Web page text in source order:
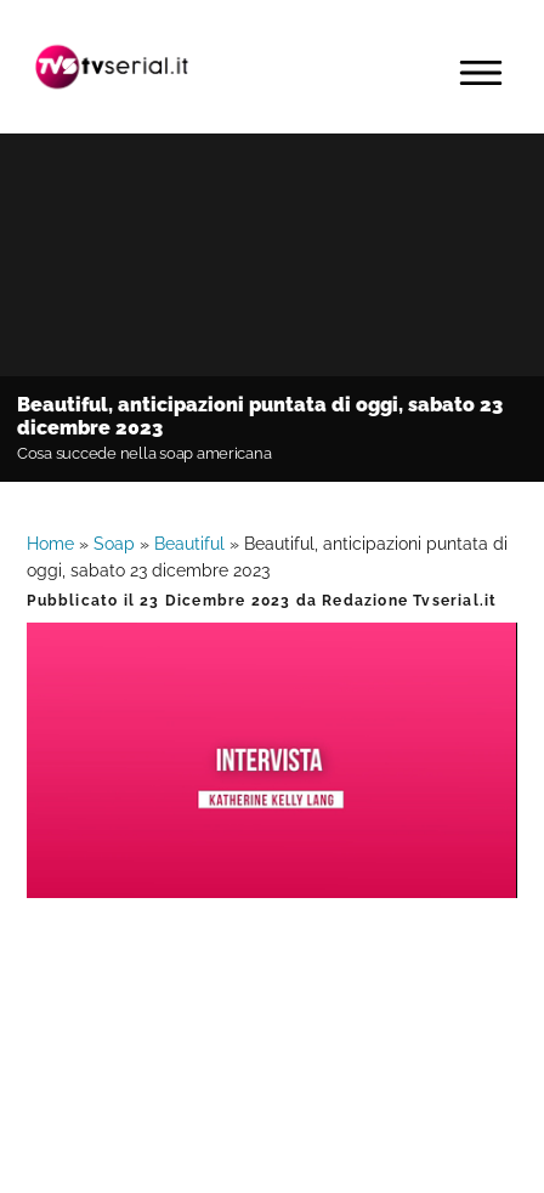
navigazione
contenuto
barra
primaria
MENU
Beautiful, anticipazioni puntata di oggi, sabato 23
dicembre 2023
Cosa succede nella soap americana
Home »Soap » Beautiful » Beautiful, anticipazioni puntata di
oggi, sabato 23 dicembre 2023
Pubblicato il23 Dicembre 2023 da Redazione Tvserial.it
0%
0%